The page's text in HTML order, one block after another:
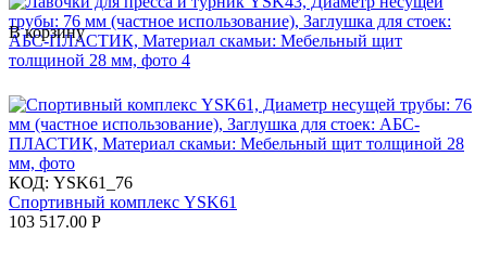
В корзину
КОД: YSK61_76
Спортивный комплекс YSK61
103 517.00 Р